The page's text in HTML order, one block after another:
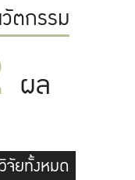
ตกรรม
ผล
จัยทั้งหมด